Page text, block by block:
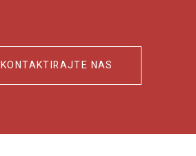
KONTAKTIRAJTE NAS